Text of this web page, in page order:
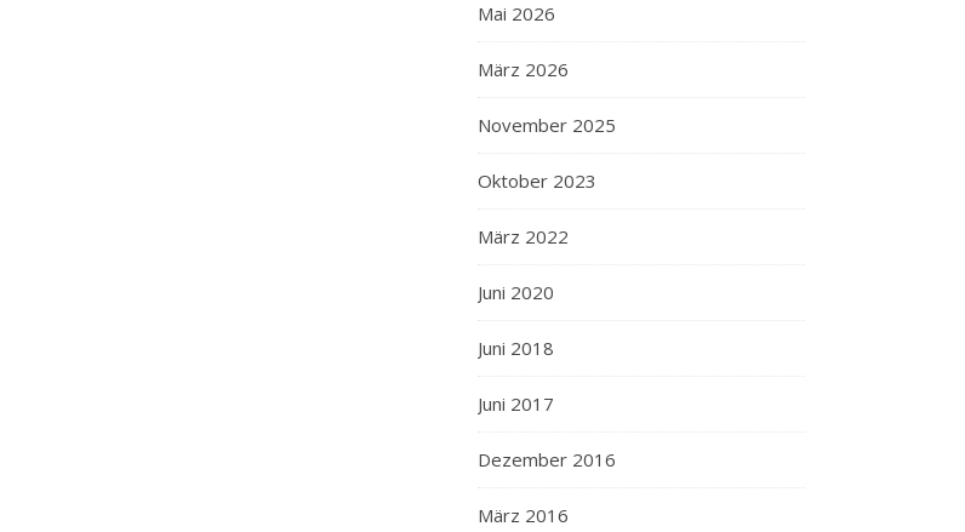
Mai 2026
März 2026
November 2025
Oktober 2023
März 2022
Juni 2020
Juni 2018
Juni 2017
Dezember 2016
März 2016